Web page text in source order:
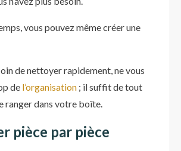
vous pouvez même créer une
de nettoyer rapidement, ne vous
de l’organisation ; il suffit de tout
ranger dans votre boîte.
pièce par pièce